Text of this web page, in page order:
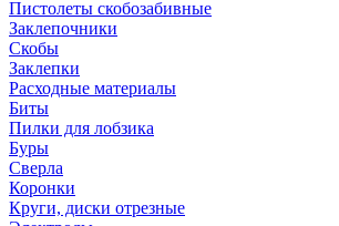
Пистолеты скобозабивные
Заклепочники
Скобы
Заклепки
Расходные материалы
Биты
Пилки для лобзика
Буры
Сверла
Коронки
Круги, диски отрезные